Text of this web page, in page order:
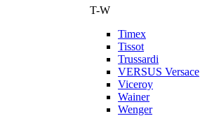
T-W
Timex
Tissot
Trussardi
VERSUS Versace
Viceroy
Wainer
Wenger